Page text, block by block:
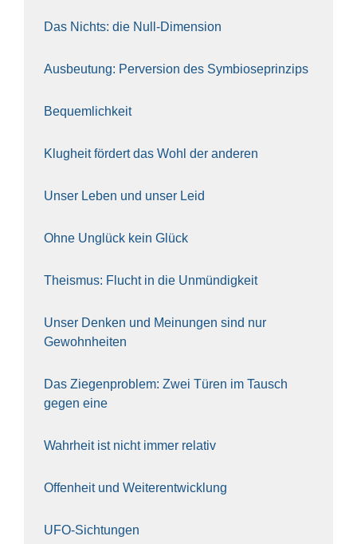
Das Nichts: die Null-Dimen­si­on
Aus­beu­tung: Per­ver­si­on des Sym­bio­se­prin­zips
Bequem­lich­keit
Klug­heit för­dert das Wohl der ande­ren
Unser Leben und unser Leid
Ohne Unglück kein Glück
The­is­mus: Flucht in die Unmün­dig­keit
Unser Den­ken und Mei­nun­gen sind nur
Gewohn­hei­ten
Das Zie­gen­pro­blem: Zwei Türen im Tausch
gegen eine
Wahr­heit ist nicht immer rela­tiv
Offen­heit und Wei­ter­ent­wick­lung
UFO-Sich­tun­gen